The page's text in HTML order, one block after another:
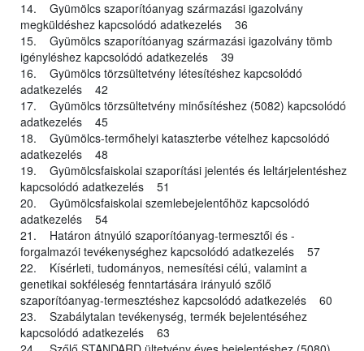
14. Gyümölcs szaporítóanyag származási igazolvány
megküldéshez kapcsolódó adatkezelés 36
15. Gyümölcs szaporítóanyag származási igazolvány tömb
igényléshez kapcsolódó adatkezelés 39
16. Gyümölcs törzsültetvény létesítéshez kapcsolódó
adatkezelés 42
17. Gyümölcs törzsültetvény minősítéshez (5082) kapcsolódó
adatkezelés 45
18. Gyümölcs-termőhelyi kataszterbe vételhez kapcsolódó
adatkezelés 48
19. Gyümölcsfaiskolai szaporítási jelentés és leltárjelentéshez
kapcsolódó adatkezelés 51
20. Gyümölcsfaiskolai szemlebejelentőhöz kapcsolódó
adatkezelés 54
21. Határon átnyúló szaporítóanyag-termesztői és -
forgalmazói tevékenységhez kapcsolódó adatkezelés 57
22. Kísérleti, tudományos, nemesítési célú, valamint a
genetikai sokféleség fenntartására irányuló szőlő
szaporítóanyag-termesztéshez kapcsolódó adatkezelés 60
23. Szabálytalan tevékenység, termék bejelentéséhez
kapcsolódó adatkezelés 63